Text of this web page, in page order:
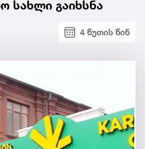
სახლი გაიხსნა
4 წუთის წინ